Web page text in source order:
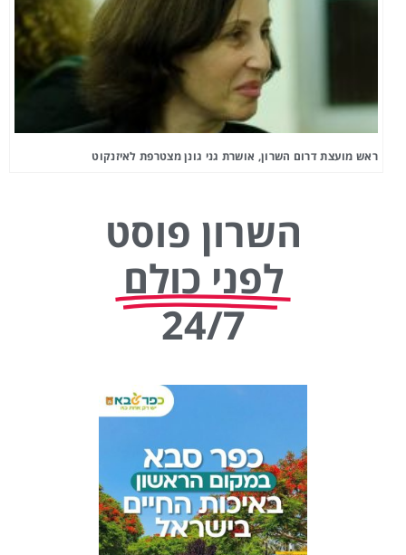
ראש מועצת דרום השרון, אושרת גני גונן מצטרפת לאיזנקוט
השרון פוסט
לפני כולם
24/7